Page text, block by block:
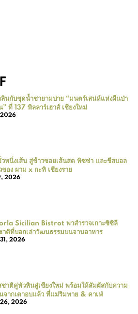
ลินกับชุดน้ำชายามบ่าย “มนตร์เสน่ห์แห่งผืนป่า
ที่ 137 พิลลาร์เฮาส์ เชียงใหม่
วหนึ่งเส้น สู่ข้าวซอยเส้นสด พิซซ่า และชีสบอล
ของ ผาม x กะทิ เชียงราย
2026
Sicilian Bistrot พาสำรวจเกาะซิซิลี
าติที่บอกเล่าวัฒนธรรมบนจานอาหาร
2026
ชาติคู่หัวหินสู่เชียงใหม่ พร้อมให้สัมผัสกับความ
จากเตาอบแล้ว ที่แม่ริมพาย & คาเฟ่
2026